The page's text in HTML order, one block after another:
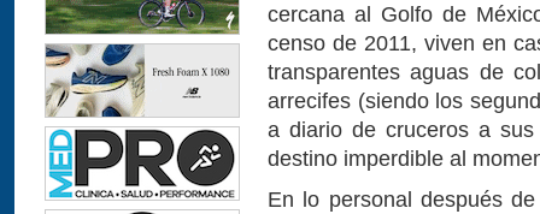
cercana al Golfo de
censo de 2011, viven en
transparentes aguas de
arrecifes (siendo los
a diario de cruceros a
destino imperdible al
En lo personal después